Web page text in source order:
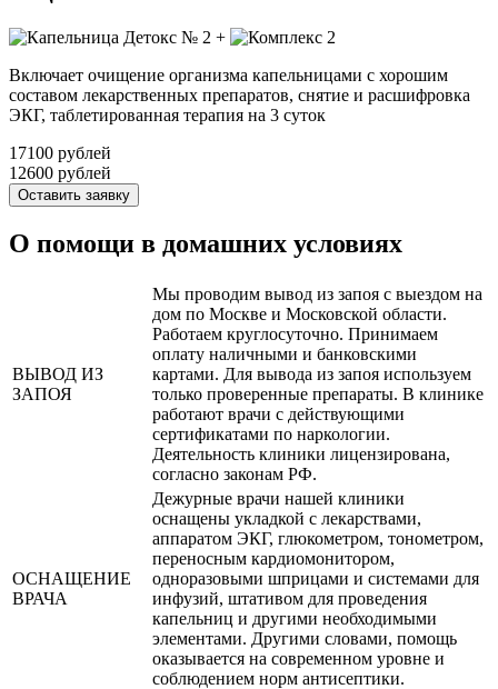
+
Включает очищение организма капельницами с хорошим
составом лекарственных препаратов, снятие и расшифровка
ЭКГ, таблетированная терапия на 3 суток
17100 рублей
12600 рублей
Оставить заявку
О помощи в домашних условиях
ВЫВОД ИЗ
ЗАПОЯ
Мы проводим вывод из запоя с выездом на
дом по Москве и Московской области.
Работаем круглосуточно. Принимаем
оплату наличными и банковскими
картами. Для вывода из запоя используем
только проверенные препараты. В клинике
работают врачи с действующими
сертификатами по наркологии.
Деятельность клиники лицензирована,
согласно законам РФ.
ОСНАЩЕНИЕ
ВРАЧА
Дежурные врачи нашей клиники
оснащены укладкой с лекарствами,
аппаратом ЭКГ, глюкометром, тонометром,
переносным кардиомонитором,
одноразовыми шприцами и системами для
инфузий, штативом для проведения
капельниц и другими необходимыми
элементами. Другими словами, помощь
оказывается на современном уровне и
соблюдением норм антисептики.